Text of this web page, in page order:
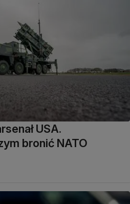
USA.
bronić NATO